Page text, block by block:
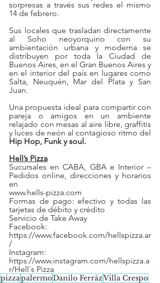
sorpresas a través sus redes el mismo
14 de febrero.
Sus locales que trasladan directamente
al Soho neoyorquino con su
ambientación urbana y moderna se
distribuyen por toda la Ciudad de
Buenos Aires, en el Gran Buenos Aires y
en el interior del país en lugares como
Salta, Neuquén, Mar del Plata y San
Juan.
Una propuesta ideal para compartir con
pareja o amigos en un ambiente
relajado con mesas al aire libre, graffitis
Hip Hop, Funk y soul.
Hell’s Pizza
Sucursales en CABA, GBA e Interior –
Pedidos online, direcciones y horarios
en
www.hells-pizza.com
Formas de pago: efectivo y todas las
tarjetas de débito y crédito
Servicio de Take Away
Facebook:
https://www.facebook.com/hellspizza.ar
/
Instagram:
https://www.instagram.com/hellspizza.a
r/Hell´s Pizza
pizzapalermoDanilo FerrázVilla Crespo